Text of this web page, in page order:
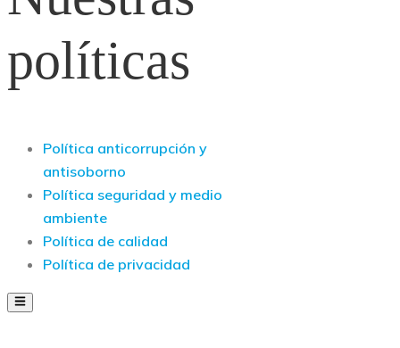
políticas
Política anticorrupción y
antisoborno
Política seguridad y medio
ambiente
Política de calidad
Política de privacidad